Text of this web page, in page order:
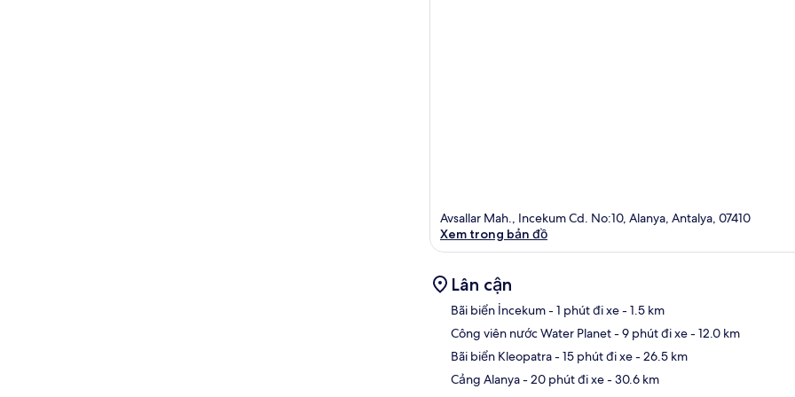
Avsallar Mah., Incekum Cd. No:10, Alanya, Antalya, 07410
Xem trong bản đồ
Lân cận
Bãi biển İncekum- 1 phút đi xe- 1.5 km
Công viên nước Water Planet- 9 phút đi xe- 12.0 km
Bãi biển Kleopatra- 15 phút đi xe- 26.5 km
Cảng Alanya- 20 phút đi xe- 30.6 km